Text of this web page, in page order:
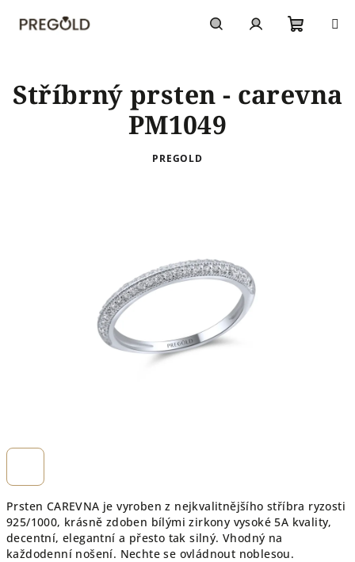
košík
Prsten CAREVNA je vyroben z nejkvalitnějšího stříbra ryzosti
925/1000, krásně zdoben bílými zirkony vysoké 5A kvality,
decentní, elegantní a přesto tak silný. Vhodný na
každodenní nošení. Nechte se ovládnout noblesou.
Stříbrný prsten - carevna
PM1049
PREGOLD